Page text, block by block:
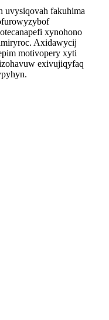
uvysiqovah fakuhima
xynohono
Axidawycij
motivopery xyti
exivujiqyfaq